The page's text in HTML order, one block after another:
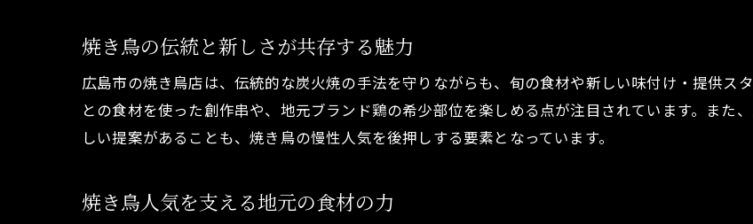
焼き鳥を落ち着いた個室で堪能する魅力
焼き鳥体験を格上げする高級感の秘密
焼き鳥と個室で叶う上質な広島グルメ
焼き鳥の伝統と新しさが共存する魅力
広島市の焼き鳥店は、伝統的な炭火焼の手法を守りながらも、旬の食材や新しい味付け・提供ス
との食材を使った創作串や、地元ブランド鶏の希少部位を楽しめる点が注目されています。また
しい提案があることも、焼き鳥の慢性人気を後押しする要素となっています。
焼き鳥人気を支える地元の食材の力